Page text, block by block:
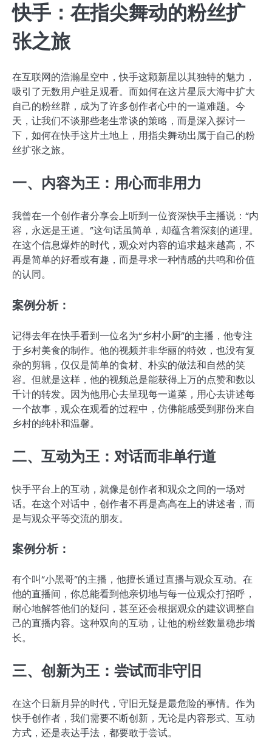
快手：在指尖舞动的粉丝扩
张之旅
在互联网的浩瀚星空中，快手这颗新星以其独特的魅力，
吸引了无数用户驻足观看。而如何在这片星辰大海中扩大
自己的粉丝群，成为了许多创作者心中的一道难题。今
天，让我们不谈那些老生常谈的策略，而是深入探讨一
下，如何在快手这片土地上，用指尖舞动出属于自己的粉
丝扩张之旅。
一、内容为王：用心而非用力
我曾在一个创作者分享会上听到一位资深快手主播说：“内
容，永远是王道。”这句话虽简单，却蕴含着深刻的道理。
在这个信息爆炸的时代，观众对内容的追求越来越高，不
再是简单的好看或有趣，而是寻求一种情感的共鸣和价值
的认同。
案例分析：
记得去年在快手看到一位名为“乡村小厨”的主播，他专注
于乡村美食的制作。他的视频并非华丽的特效，也没有复
杂的剪辑，仅仅是简单的食材、朴实的做法和自然的笑
容。但就是这样，他的视频总是能获得上万的点赞和数以
千计的转发。因为他用心去呈现每一道菜，用心去讲述每
一个故事，观众在观看的过程中，仿佛能感受到那份来自
乡村的纯朴和温馨。
二、互动为王：对话而非单行道
快手平台上的互动，就像是创作者和观众之间的一场对
话。在这个对话中，创作者不再是高高在上的讲述者，而
是与观众平等交流的朋友。
案例分析：
有个叫“小黑哥”的主播，他擅长通过直播与观众互动。在
他的直播间，你总能看到他亲切地与每一位观众打招呼，
耐心地解答他们的疑问，甚至还会根据观众的建议调整自
己的直播内容。这种双向的互动，让他的粉丝数量稳步增
长。
三、创新为王：尝试而非守旧
在这个日新月异的时代，守旧无疑是最危险的事情。作为
快手创作者，我们需要不断创新，无论是内容形式、互动
方式，还是表达手法，都要敢于尝试。